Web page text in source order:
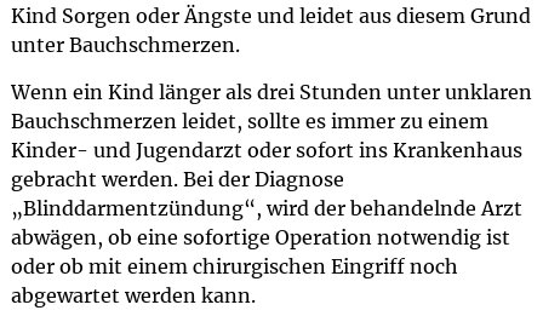
Kind Sorgen oder Ängste und leidet aus diesem Grund
unter Bauchschmerzen.
Wenn ein Kind länger als drei Stunden unter unklaren
Bauchschmerzen leidet, sollte es immer zu einem
Kinder- und Jugendarzt oder sofort ins Krankenhaus
gebracht werden. Bei der Diagnose
„Blinddarmentzündung“, wird der behandelnde Arzt
abwägen, ob eine sofortige Operation notwendig ist
oder ob mit einem chirurgischen Eingriff noch
abgewartet werden kann.